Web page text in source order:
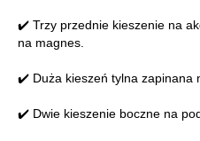
✔️ Trzy przednie kieszenie na
na magnes.
✔️ Duża kieszeń tylna zapinana
✔️ Dwie kieszenie boczne na